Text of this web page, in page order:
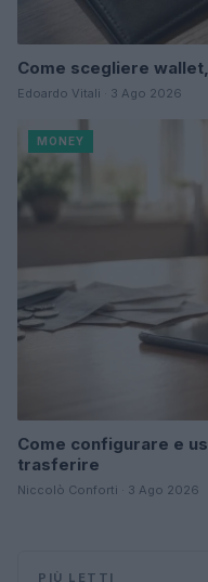
Come scegliere
Edoardo Vitali · 3 Ago 2026
MONEY
Come configurare e
trasferire
Niccolò Conforti · 3 Ago 2026
PIÙ LETTI